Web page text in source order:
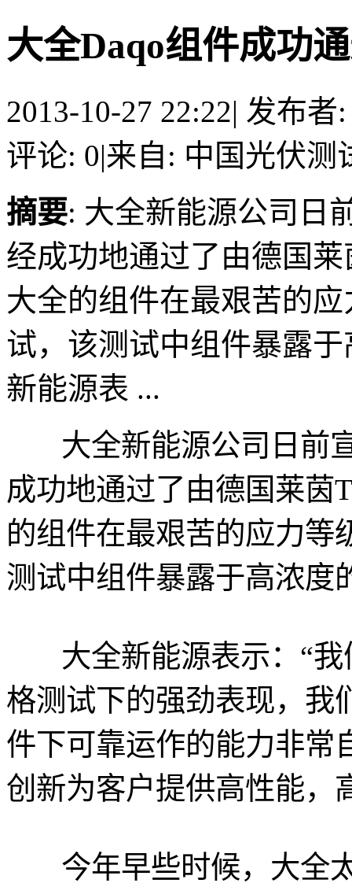
大全Daqo组件成功
2013-10-27 22:22| 发布者
评论: 0|来自: 中国光伏测
摘要: 大全新能源公司日
经成功地通过了由德国
大全的组件在最艰苦的
试，该测试中组件暴露
新能源表 ...
大全新能源公司日前宣
成功地通过了由德国莱茵
的组件在最艰苦的应力等
测试中组件暴露于高浓度
大全新能源表示：“我
格测试下的强劲表现，我
件下可靠运作的能力非常
创新为客户提供高性能，
今年早些时候，大全